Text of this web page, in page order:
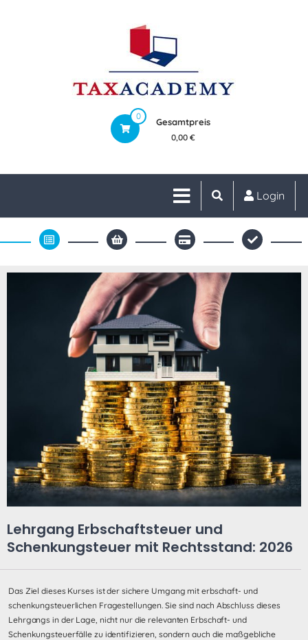
0
Gesamtpreis
0,00 €
Login
Lehrgang Erbschaftsteuer und
Schenkungsteuer mit Rechtsstand: 2026
Das Ziel dieses Kurses ist der sichere Umgang mit erbschaft- und
schenkungsteuerlichen Fragestellungen. Sie sind nach Abschluss dieses
Lehrgangs in der Lage, nicht nur die relevanten Erbschaft- und
Schenkungsteuerfälle zu identifizieren, sondern auch die maßgebliche